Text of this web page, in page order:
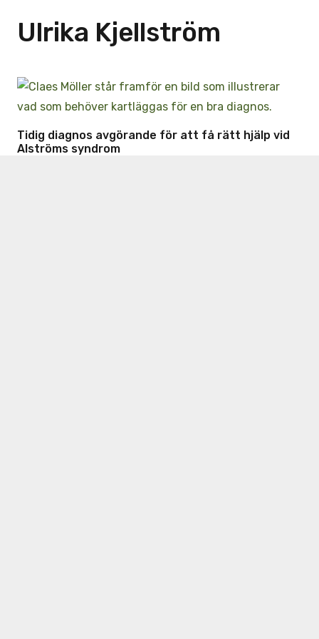
Ulrika Kjellström
Tidig diagnos avgörande för att få rätt hjälp vid
Alströms syndrom